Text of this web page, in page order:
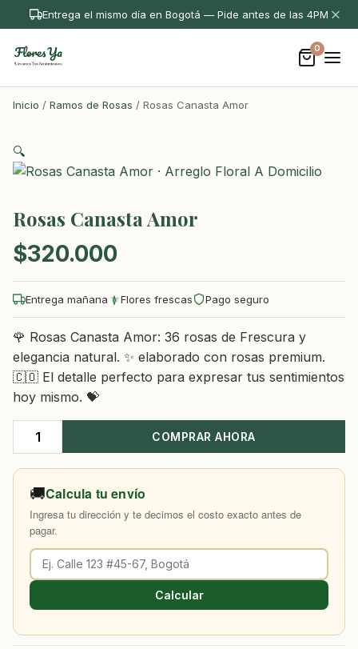
Entrega el mismo día en Bogotá — Pide antes de las 4PM
0
Inicio / Ramos de Rosas / Rosas Canasta Amor
🔍
Rosas Canasta Amor
$320.000
Entrega mañana Flores frescas Pago seguro
🌹 Rosas Canasta Amor: 36 rosas de Frescura y
elegancia natural. ✨ elaborado con rosas premium.
🇨🇴 El detalle perfecto para expresar tus sentimientos
hoy mismo. 💝
Rosas
Canasta
Amor
COMPRAR AHORA
🚚Calcula tu envío
Ingresa tu dirección y te decimos el costo exacto antes de
pagar.
Calcular